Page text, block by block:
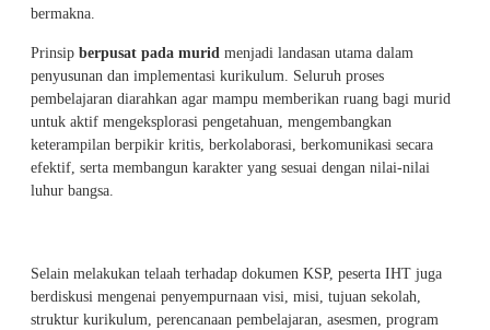
bermakna.
Prinsip berpusat pada murid menjadi landasan utama dalam
penyusunan dan implementasi kurikulum. Seluruh proses
pembelajaran diarahkan agar mampu memberikan ruang bagi murid
untuk aktif mengeksplorasi pengetahuan, mengembangkan
keterampilan berpikir kritis, berkolaborasi, berkomunikasi secara
efektif, serta membangun karakter yang sesuai dengan nilai-nilai
luhur bangsa.
Selain melakukan telaah terhadap dokumen KSP, peserta IHT juga
berdiskusi mengenai penyempurnaan visi, misi, tujuan sekolah,
struktur kurikulum, perencanaan pembelajaran, asesmen, program